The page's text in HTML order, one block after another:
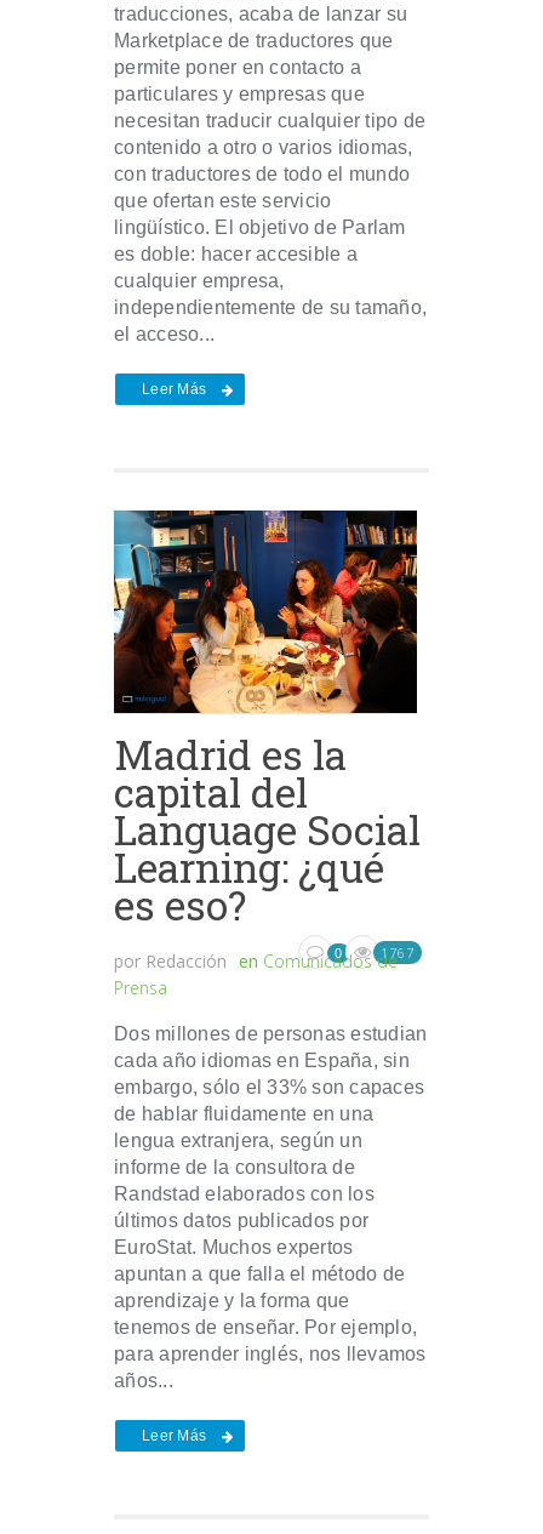
traducciones, acaba de lanzar su
Marketplace de traductores que
permite poner en contacto a
particulares y empresas que
necesitan traducir cualquier tipo de
contenido a otro o varios idiomas,
con traductores de todo el mundo
que ofertan este servicio
lingüístico. El objetivo de Parlam
es doble: hacer accesible a
cualquier empresa,
independientemente de su tamaño,
el acceso...
Leer Más
Madrid es la
capital del
Language Social
Learning: ¿qué
es eso?
por Redacción en Comunicados de
Prensa
0 1767
Dos millones de personas estudian
cada año idiomas en España, sin
embargo, sólo el 33% son capaces
de hablar fluidamente en una
lengua extranjera, según un
informe de la consultora de
Randstad elaborados con los
últimos datos publicados por
EuroStat. Muchos expertos
apuntan a que falla el método de
aprendizaje y la forma que
tenemos de enseñar. Por ejemplo,
para aprender inglés, nos llevamos
años...
Leer Más